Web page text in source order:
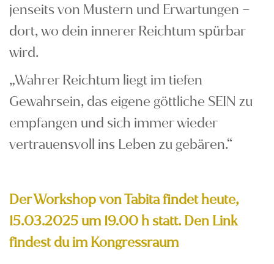
jenseits von Mustern und Erwartungen –
dort, wo dein innerer Reichtum spürbar
wird.
„Wahrer Reichtum liegt im tiefen
Gewahrsein, das eigene göttliche SEIN zu
empfangen und sich immer wieder
vertrauensvoll ins Leben zu gebären.“
Der Workshop von Tabita findet heute,
15.03.2025 um 19.00 h statt. Den Link
findest du im Kongressraum